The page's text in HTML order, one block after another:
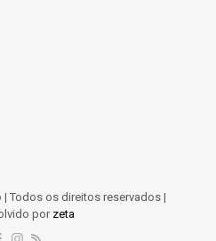
Todos os direitos reservados |
porzeta